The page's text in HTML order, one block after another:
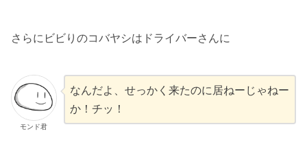
さらにビビりのコバヤシはドライバーさんに
モンド君
なんだよ、せっかく来たのに居ねーじゃねー
か！チッ！